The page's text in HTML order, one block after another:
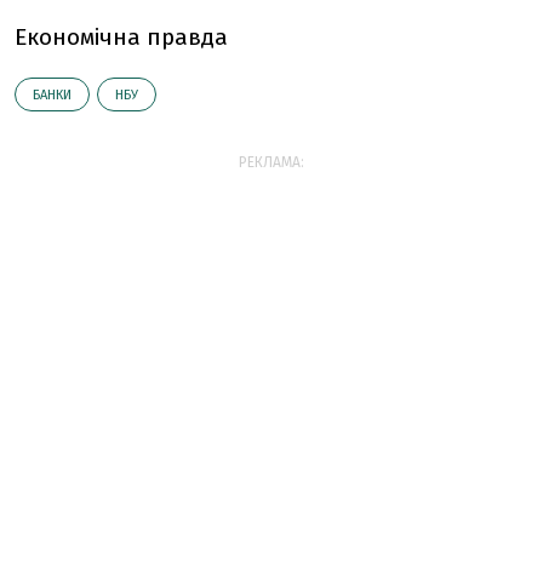
Економічна правда
БАНКИ НБУ
РЕКЛАМА: